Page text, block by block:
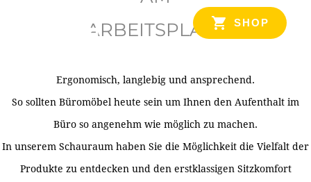
SHOP
ARBEITSPLATZ
Ergonomisch, langlebig und ansprechend.
So sollten Büromöbel heute sein um Ihnen den Aufenthalt im
Büro so angenehm wie möglich zu machen.
In unserem Schauraum haben Sie die Möglichkeit die Vielfalt der
Produkte zu entdecken und den erstklassigen Sitzkomfort